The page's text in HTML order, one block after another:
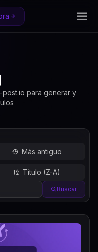
para generar y
Más antiguo
Título (Z-A)
Buscar